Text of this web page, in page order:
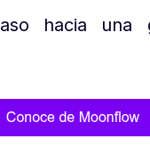
hacia una